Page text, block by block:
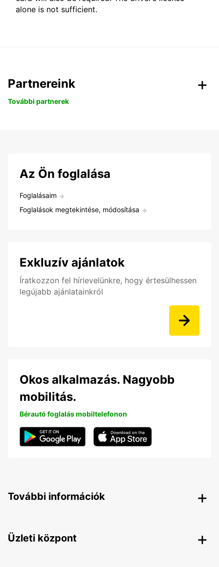
alone is not sufficient.
Partnereink
További partnerek
Az Ön foglalása
Foglalásaim
Foglalások megtekintése, módosítása
Exkluzív ajánlatok
Íratkozzon fel hírlevelünkre, hogy értesülhessen
legújabb ajánlatainkról
Okos alkalmazás. Nagyobb
mobilitás.
Bérautó foglalás mobiltelefonon
További információk
Üzleti központ